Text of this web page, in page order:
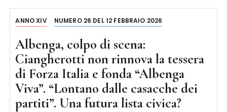
ANNO XIV NUMERO 26 DEL 12 FEBBRAIO 2026
Albenga, colpo di scena:
Ciangherotti non rinnova la tessera
di Forza Italia e fonda “Albenga
Viva”. “Lontano dalle casacche dei
partiti”. Una futura lista civica?